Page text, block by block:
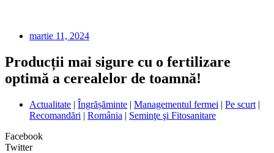
martie 11, 2024
Producții mai sigure cu o fertilizare
optimă a cerealelor de toamnă!
Actualitate | Îngrășăminte | Managementul fermei | Pe scurt |
Recomandări | România | Seminţe şi Fitosanitare
Facebook
Twitter